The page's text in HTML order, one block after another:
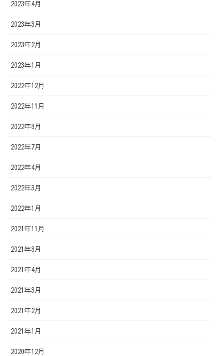
2023年4月
2023年3月
2023年2月
2023年1月
2022年12月
2022年11月
2022年8月
2022年7月
2022年4月
2022年3月
2022年1月
2021年11月
2021年8月
2021年4月
2021年3月
2021年2月
2021年1月
2020年12月